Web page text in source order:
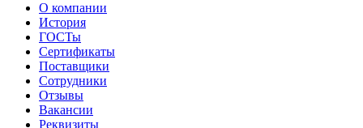
О компании
История
ГОСТы
Сертификаты
Поставщики
Сотрудники
Отзывы
Вакансии
Реквизиты